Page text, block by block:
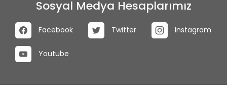
Sosyal Medya Hesaplarımız
Facebook Twitter Instagram
Youtube